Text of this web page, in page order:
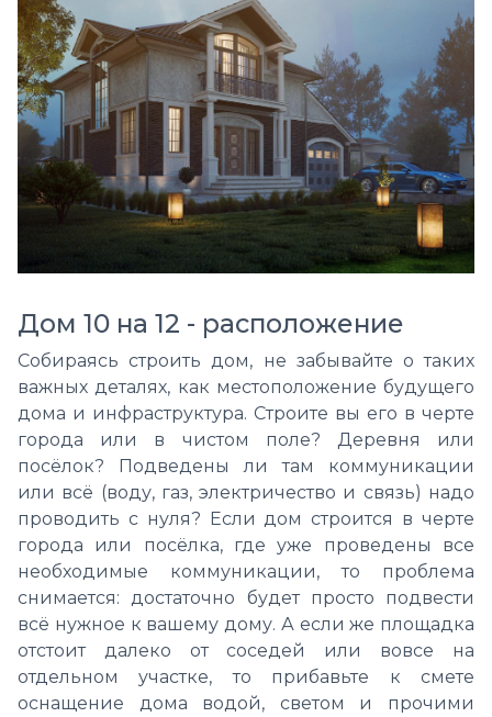
Дом 10 на 12 - расположение
Собираясь строить дом, не забывайте о таких
важных деталях, как местоположение будущего
дома и инфраструктура. Строите вы его в черте
города или в чистом поле? Деревня или
посёлок? Подведены ли там коммуникации
или всё (воду, газ, электричество и связь) надо
проводить с нуля? Если дом строится в черте
города или посёлка, где уже проведены все
необходимые коммуникации, то проблема
снимается: достаточно будет просто подвести
всё нужное к вашему дому. А если же площадка
отстоит далеко от соседей или вовсе на
отдельном участке, то прибавьте к смете
оснащение дома водой, светом и прочими